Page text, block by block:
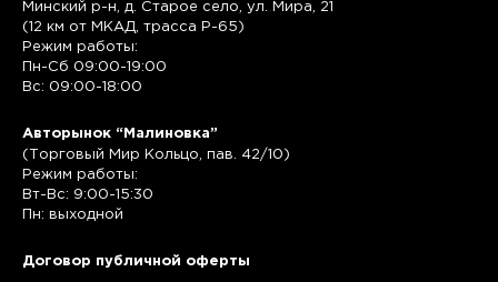
Минский р-н, д. Старое село, ул. Мира, 21
(12 км от МКАД, трасса P-65)
Режим работы:
Пн-Сб 09:00-19:00
Вс: 09:00-18:00
Авторынок “Малиновка”
(Торговый Мир Кольцо, пав. 42/10)
Режим работы:
Вт-Вс: 9:00-15:30
Пн: выходной
Договор публичной оферты